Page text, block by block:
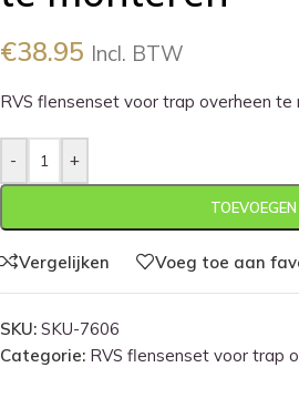
€38.95 Incl. BTW
RVS flensenset voor trap overheen te
- +
Vergelijken Voeg toe aan
SKU: SKU-7606
Categorie: RVS flensenset voor trap